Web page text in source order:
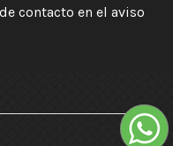
contacto en el aviso